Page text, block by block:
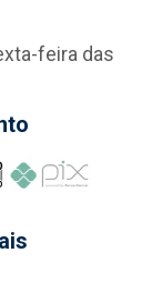
feira das